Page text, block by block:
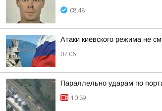
08:48
Атаки киевского режима не
07:06
Параллельно ударам по
10:39